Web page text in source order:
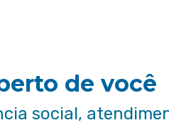
de você
social,